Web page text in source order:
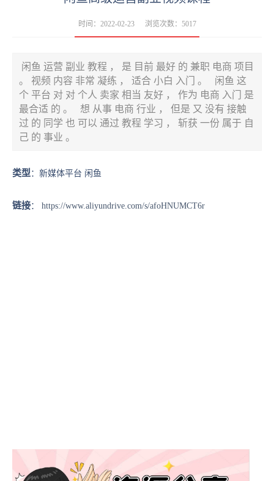
时间：2022-02-23 浏览次数：5017
闲鱼 运营 副业 教程 ， 是 目前 最好 的 兼职 电商 项目
。 视频 内容 非常 凝练 ， 适合 小白 入门 。 闲鱼 这
个 平台 对 对 个人 卖家 相当 友好 ， 作为 电商 入门 是
最合适 的 。 想 从事 电商 行业 ， 但是 又 没有 接触
过 的 同学 也 可以 通过 教程 学习 ， 斩获 一份 属于 自
己 的 事业 。
类型 ：新媒体平台 闲鱼
链接： https://www.aliyundrive.com/s/afoHNUMCT6r